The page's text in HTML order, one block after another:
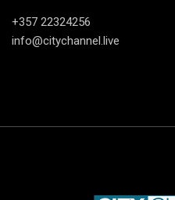
+357 22324256
info@citychannel.live